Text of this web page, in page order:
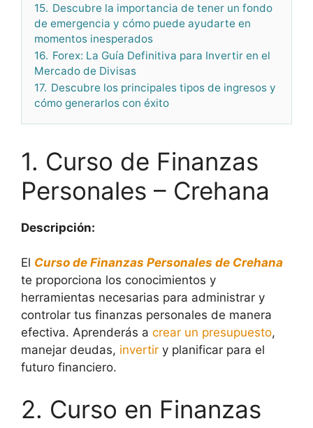
15. Descubre la importancia de tener un fondo
de emergencia y cómo puede ayudarte en
momentos inesperados
16. Forex: La Guía Definitiva para Invertir en el
Mercado de Divisas
17. Descubre los principales tipos de ingresos y
cómo generarlos con éxito
1. Curso de Finanzas
Personales – Crehana
Descripción:
El Curso de Finanzas Personales de Crehana
te proporciona los conocimientos y
herramientas necesarias para administrar y
controlar tus finanzas personales de manera
efectiva. Aprenderás a crear un presupuesto,
manejar deudas, invertir y planificar para el
futuro financiero.
2. Curso en Finanzas